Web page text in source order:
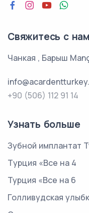
Свяжитесь с
Чанкая , Барыш
+90 (506) 112 91 14
Узнать больше
Зубной имплантат
Tурция «Все на 4
Турция «Все на 6
Голливудская